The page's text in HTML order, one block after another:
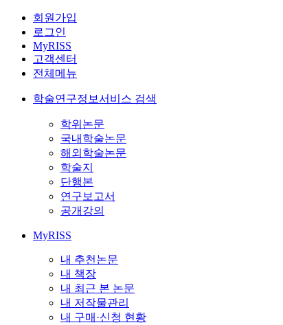
회원가입
로그인
MyRISS
고객센터
전체메뉴
학술연구정보서비스 검색
학위논문
국내학술논문
해외학술논문
학술지
단행본
연구보고서
공개강의
MyRISS
내 추천논문
내 책장
내 최근 본 논문
내 저작물관리
내 구매·신청 현황